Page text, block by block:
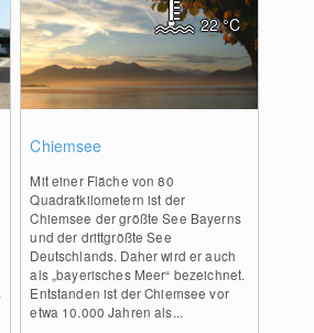
Chiemsee
Mit einer Fläche von 80
Quadratkilometern ist der
Chiemsee der größte See Bayerns
und der drittgrößte See
Deutschlands. Daher wird er auch
als „bayerisches Meer“ bezeichnet.
Entstanden ist der Chiemsee vor
etwa 10.000 Jahren als...
22°C